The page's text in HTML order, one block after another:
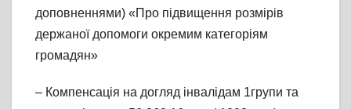
доповненнями) «Про підвищення розмірів
держаної допомоги окремим категоріям
громадян»
– Компенсація на догляд інвалідам 1групи та